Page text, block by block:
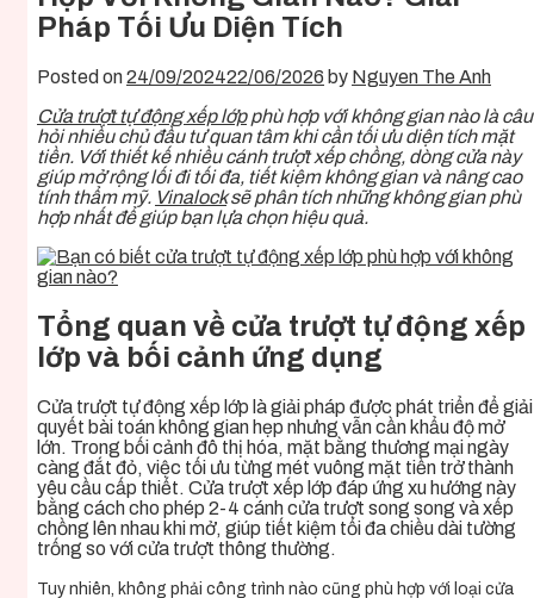
Pháp Tối Ưu Diện Tích
Posted on24/09/202422/06/2026 by Nguyen The Anh
Cửa trượt tự động xếp lớpphù hợp với không gian nào là câu
hỏi nhiều chủ đầu tư quan tâm khi cần tối ưu diện tích mặt
tiền. Với thiết kế nhiều cánh trượt xếp chồng, dòng cửa này
giúp mở rộng lối đi tối đa, tiết kiệm không gian và nâng cao
tính thẩm mỹ. Vinalocksẽ phân tích những không gian phù
hợp nhất để giúp bạn lựa chọn hiệu quả.
Tổng quan về cửa trượt tự động xếp
lớp và bối cảnh ứng dụng
Cửa trượt tự động xếp lớp là giải pháp được phát triển để giải
quyết bài toán không gian hẹp nhưng vẫn cần khẩu độ mở
lớn. Trong bối cảnh đô thị hóa, mặt bằng thương mại ngày
càng đắt đỏ, việc tối ưu từng mét vuông mặt tiền trở thành
yêu cầu cấp thiết. Cửa trượt xếp lớp đáp ứng xu hướng này
bằng cách cho phép 2-4 cánh cửa trượt song song và xếp
chồng lên nhau khi mở, giúp tiết kiệm tối đa chiều dài tường
trống so với cửa trượt thông thường.
Tuy nhiên, không phải công trình nào cũng phù hợp với loại cửa